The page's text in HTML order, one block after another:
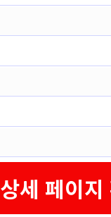
상세 페이지